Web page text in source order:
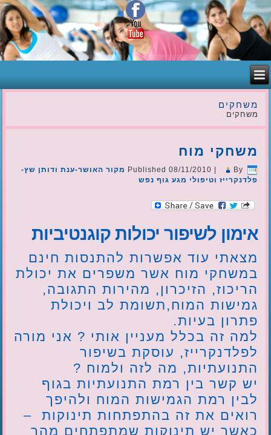
משחקים
משחקים
משחקי מוח
Published 08/11/2010 By
מקור האושר-ענת ודותן שץ-
פלדנקרייז וטיפולי מגע גוף נפש
אימון לשיפור יכולות קוגנטיביות
מצאתי עוד אפשרות להתנסות חינם
במשחקי מוח אשר משפרים את יכולת
הריכוז, הזיכרון, מהירות התגובה,
גמישות המוח,תשומת לב ויכולת
פתרון בעיות.
למה זה בכלל מעניין אותי ? אני מורה
לפלדנקרייז, עוסקת בשיפור
התנועתיות, מה לזה ולמוח ?
יש קשר בין רמת התנועתיות בגוף
לבין רמת הגמישות המוח ולהיפך
רואים את זה בהתפתחות תינוקות –
כאשר יש תינוקות שמתפתחים מהר